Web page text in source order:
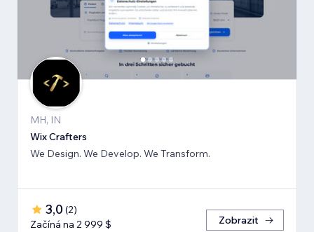
MH, IN
Wix Crafters
We Design. We Develop. We Transform.
3,0 (2)
Začíná na 2 999 $
Zobrazit